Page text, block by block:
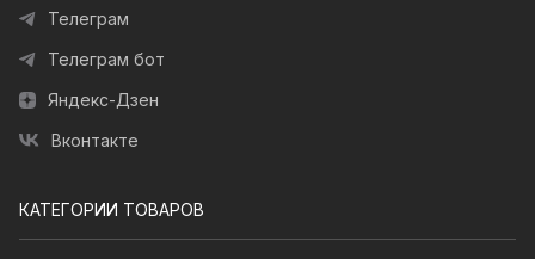
Телеграм
Телеграм бот
Яндекс-Дзен
Вконтакте
КАТЕГОРИИ ТОВАРОВ